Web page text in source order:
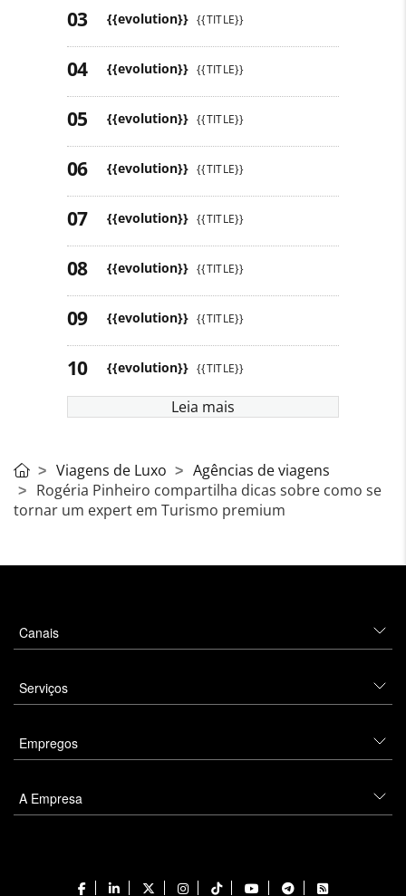
{{evolution}} {{TITLE}}
{{evolution}} {{TITLE}}
{{evolution}} {{TITLE}}
{{evolution}} {{TITLE}}
{{evolution}} {{TITLE}}
{{evolution}} {{TITLE}}
{{evolution}} {{TITLE}}
{{evolution}} {{TITLE}}
Leia mais
Viagens de Luxo
Agências de viagens
Rogéria Pinheiro compartilha dicas sobre como se
tornar um expert em Turismo premium
Canais
Serviços
Empregos
A Empresa